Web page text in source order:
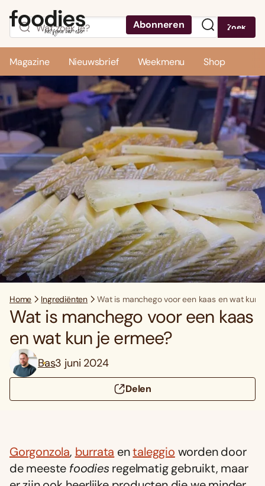
Abonneren Zoek
Magazine Nieuwsbrief Weekmenu Shop
Home Ingrediënten Wat is manchego voor een kaas en wat kun
Wat is manchego voor een kaas
en wat kun je ermee?
Bas3 juni 2024
Delen
Gorgonzola, burrata entaleggio worden door
de meeste foodies regelmatig gebruikt, maar